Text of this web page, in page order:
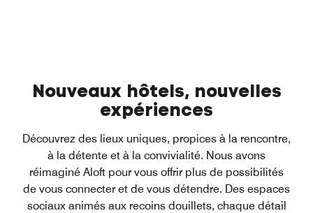
Nouveaux hôtels, nouvelles
expériences
Découvrez des lieux uniques, propices à la rencontre,
à la détente et à la convivialité. Nous avons
réimaginé Aloft pour vous offrir plus de possibilités
de vous connecter et de vous détendre. Des espaces
sociaux animés aux recoins douillets, chaque détail